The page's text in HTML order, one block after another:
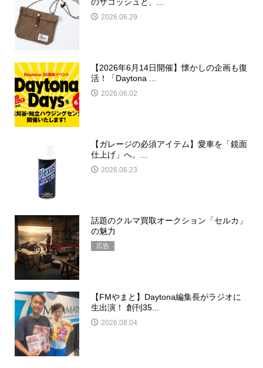
のサコッシュと、...
2026.06.29
【2026年6月14日開催】懐かしの企画も復
活！「Daytona ...
2026.06.02
【ガレージの必須アイテム】愛車を「鏡面
仕上げ」へ。...
2026.06.23
話題のクルマ買取オークション「セルカ」
の魅力
広告
【FMやまと】Daytona編集長がラジオに
生出演！ 創刊35...
2026.08.04